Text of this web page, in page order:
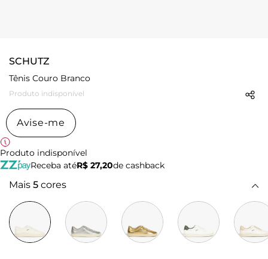
SCHUTZ
Tênis Couro Branco
Produto indisponível
Avise-me
Produto indisponível
Receba atéR$ 27,20de cashback
Mais 5 cores